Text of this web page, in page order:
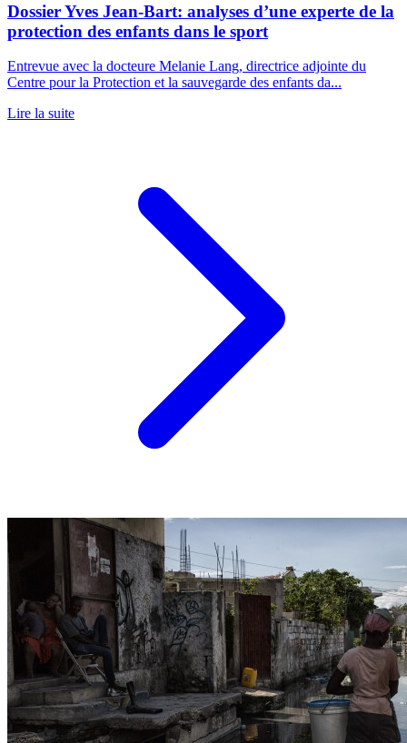
Dossier Yves Jean-Bart: analyses d’une experte de la
protection des enfants dans le sport
Entrevue avec la docteure Melanie Lang, directrice adjointe du
Centre pour la Protection et la sauvegarde des enfants da...
Lire la suite